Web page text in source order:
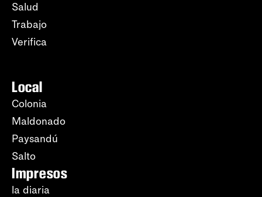
Salud
Trabajo
Verifica
Local
Colonia
Maldonado
Paysandú
Salto
Impresos
la diaria